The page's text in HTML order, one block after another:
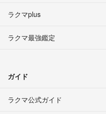
ラクマplus
ラクマ最強鑑定
ガイド
ラクマ公式ガイド